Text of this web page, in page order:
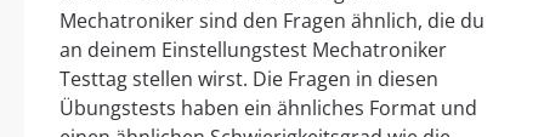
Mechatroniker sind den Fragen ähnlich, die du
an deinem Einstellungstest Mechatroniker
Testtag stellen wirst. Die Fragen in diesen
Übungstests haben ein ähnliches Format und